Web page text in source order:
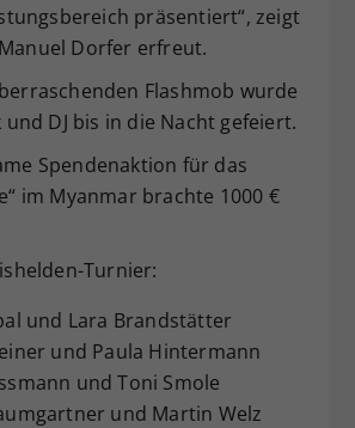
präsentiert“, zeigt
Dorfer erfreut.
Flashmob wurde
und DJ bis in die Nacht gefeiert.
Spendenaktion für das
im Myanmar brachte 1000 €
Turnier:
und Lara Brandstätter
und Paula Hintermann
und Toni Smole
und Martin Welz